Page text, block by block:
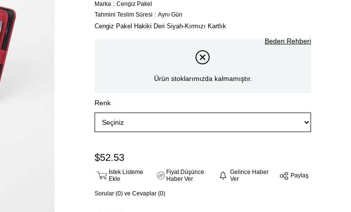
Marka : Cengiz Pakel
Tahmini Teslim Süresi : Aynı Gün
Cengiz Pakel Hakiki Deri Siyah-Kırmızı Kartlık
Beden Rehberi
Ürün stoklarımızda kalmamıştır.
Renk
$52.53
İstek Listeme
Ekle
Fiyat Düşünce
Haber Ver
Gelince Haber
Ver
Paylaş
Sorular (0) ve Cevaplar (0)